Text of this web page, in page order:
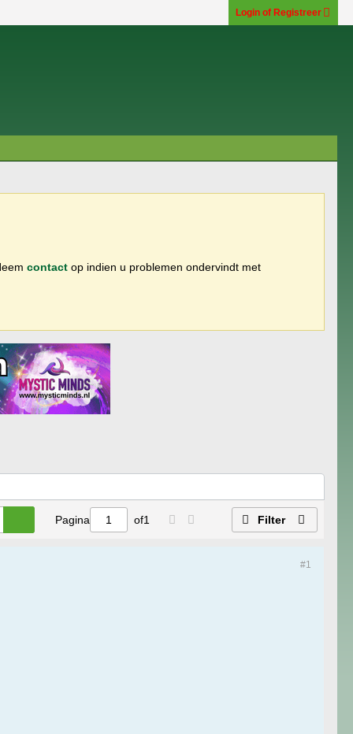
Login of Registreer
contact op indien u problemen ondervindt met
Pagina of1 Filter
#1